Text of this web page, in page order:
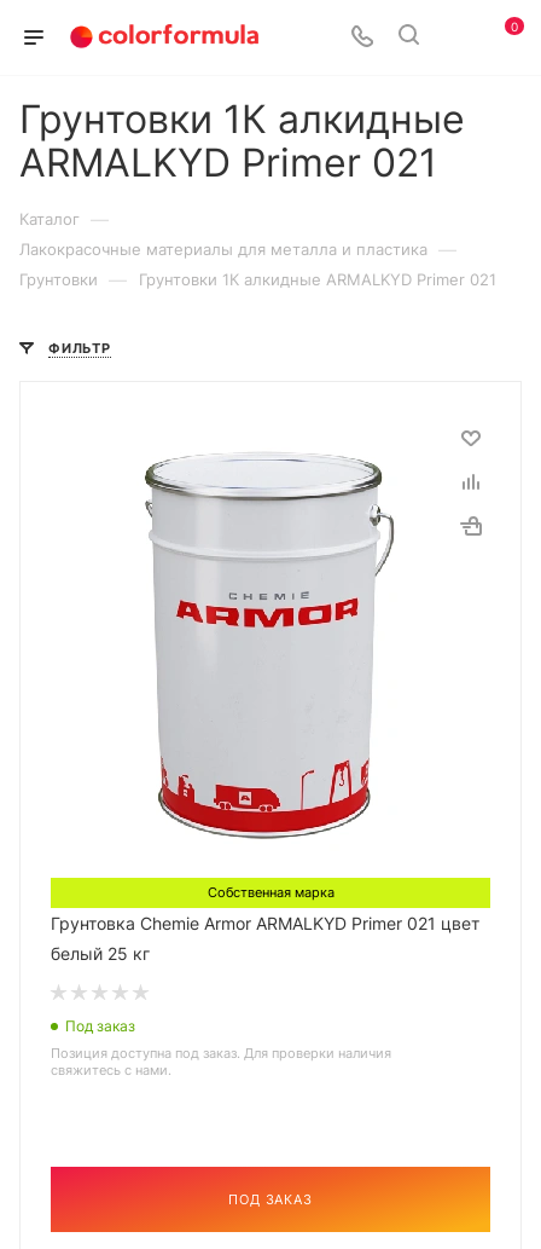
0
Грунтовки 1К алкидные
ARMALKYD Primer 021
Каталог —
Лакокрасочные материалы для металла и пластика —
Грунтовки — Грунтовки 1К алкидные ARMALKYD Primer 021
ФИЛЬТР
Собственная марка
Грунтовка Chemie Armor ARMALKYD Primer 021 цвет
белый 25 кг
Под заказ
Позиция доступна под заказ. Для проверки наличия
свяжитесь с нами.
ПОД ЗАКАЗ